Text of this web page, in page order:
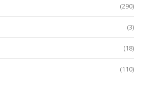
(290)
(3)
(18)
(110)